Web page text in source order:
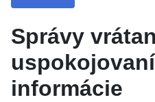
Správy
informácie